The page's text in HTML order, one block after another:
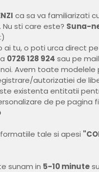
ca sa va familiarizati
sti care este? Suna-
ai tu, o poti urca direct
0726 128 924 sau pe
Avem toate modelele
autorizatiei de
existenta entitatii
de pe pagina
tale si apesi
sunam in 5-10 minute